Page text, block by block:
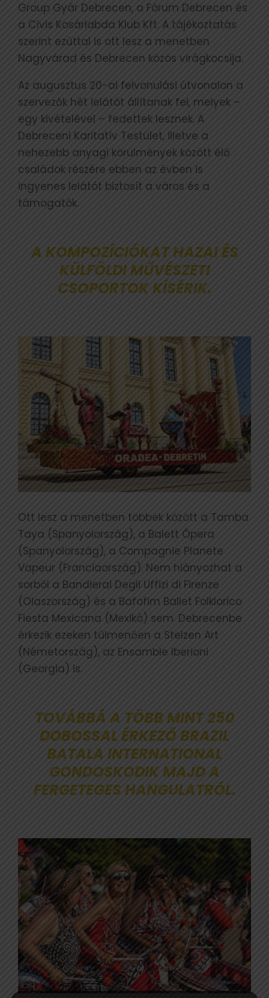
Group Gyár Debrecen, a Fórum Debrecen és
a Cívis Kosárlabda Klub Kft. A tájékoztatás
szerint ezúttal is ott lesz a menetben
Nagyvárad és Debrecen közös virágkocsija.
Az augusztus 20-ai felvonulási útvonalon a
szervezők hét lelátót állítanak fel, melyek –
egy kivételével – fedettek lesznek. A
Debreceni Karitatív Testület, illetve a
nehezebb anyagi körülmények között élő
családok részére ebben az évben is
ingyenes lelátót biztosít a város és a
támogatók.
A KOMPOZÍCIÓKAT HAZAI ÉS
KÜLFÖLDI MŰVÉSZETI
CSOPORTOK KÍSÉRIK.
Ott lesz a menetben többek között a Tamba
Taya (Spanyolország), a Balett Ópera
(Spanyolország), a Compagnie Planete
Vapeur (Franciaország). Nem hiányozhat a
sorból a Bandierai Degli Uffizi di Firenze
(Olaszország) és a Bafofim Ballet Folklorico
Fiesta Mexicana (Mexikó) sem. Debrecenbe
érkezik ezeken túlmenően a Stelzen Art
(Németország), az Ensamble Iberioni
(Georgia) is.
TOVÁBBÁ A TÖBB MINT 250
DOBOSSAL ÉRKEZŐ BRAZIL
BATALA INTERNATIONAL
GONDOSKODIK MAJD A
FERGETEGES HANGULATRÓL.